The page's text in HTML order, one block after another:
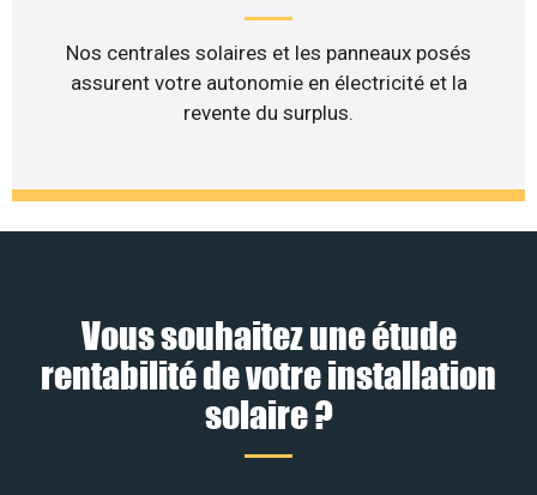
Nos centrales solaires et les panneaux posés
assurent votre autonomie en électricité et la
revente du surplus.
Vous souhaitez une étude
rentabilité de votre installation
solaire ?